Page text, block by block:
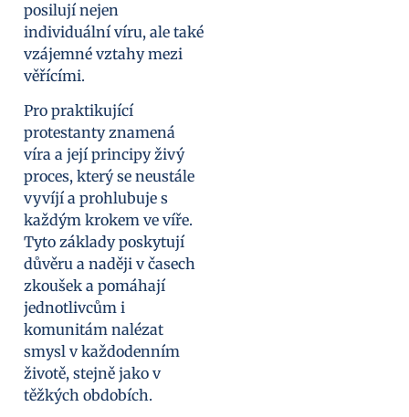
posilují nejen
individuální víru, ale také
vzájemné vztahy mezi
věřícími.
Pro praktikující
protestanty znamená
víra a její principy živý
proces, který se neustále
vyvíjí a prohlubuje s
každým krokem ve víře.
Tyto základy poskytují
důvěru a naději v časech
zkoušek a pomáhají
jednotlivcům i
komunitám nalézat
smysl v každodenním
životě, stejně jako v
těžkých obdobích.